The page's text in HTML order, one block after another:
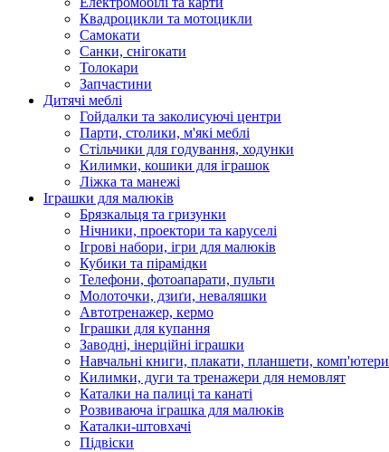
Квадроцикли та мотоцикли
Самокати
Санки, снігокати
Толокари
Запчастини
Дитячі меблі
Гойдалки та заколисуючі центри
Парти, столики, м'які меблі
Стільчики для годування, ходунки
Килимки, кошики для іграшок
Ліжка та манежі
Іграшки для малюків
Брязкальця та гризунки
Нічники, проектори та каруселі
Ігрові набори, ігри для малюків
Кубики та пірамідки
Телефони, фотоапарати, пульти
Молоточки, дзиґи, неваляшки
Автотренажер, кермо
Іграшки для купання
Заводні, інерційні іграшки
Навчальні книги, плакати, планшети, комп'ютери
Килимки, дуги та тренажери для немовлят
Каталки на палиці та канаті
Розвиваюча іграшка для малюків
Каталки-штовхачі
Підвіски